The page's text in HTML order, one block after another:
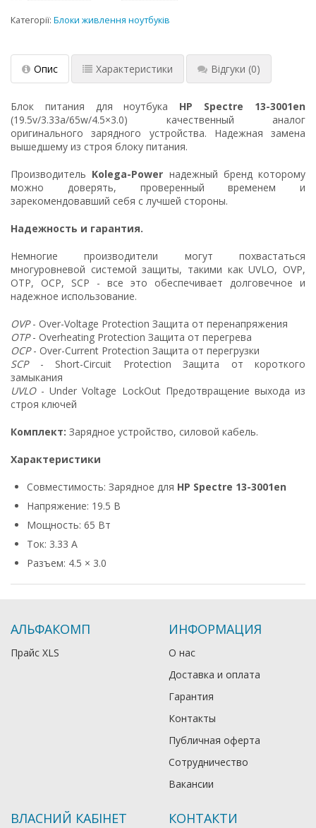
Категорії: Блоки живлення ноутбуків
Опис Характеристики Відгуки (0)
Блок питания для ноутбука HP Spectre 13-3001en
(19.5v/3.33a/65w/4.5×3.0) качественный аналог
оригинального зарядного устройства. Надежная замена
вышедшему из строя блоку питания.
Производитель Kolega-Power надежный бренд которому
можно доверять, проверенный временем и
зарекомендовавший себя с лучшей стороны.
Надежность и гарантия.
Немногие производители могут похвастаться
многуровневой системой защиты, такими как UVLO, OVP,
OTP, OCP, SCP - все это обеспечивает долговечное и
надежное использование.
OVP- Over-Voltage Protection Защита от перенапряжения
OTP- Overheating Protection Защита от перегрева
OCP- Over-Current Protection Защита от перегрузки
SCP- Short-Circuit Protection Защита от короткого
замыкания
UVLO- Under Voltage LockOut Предотвращение выхода из
строя ключей
Комплект: Зарядное устройство, силовой кабель.
Характеристики
Совместимость: Зарядное для HP Spectre 13-3001en
Напряжение: 19.5 В
Мощность: 65 Вт
Ток: 3.33 А
Разъем: 4.5 × 3.0
АЛЬФАКОМП
Прайс XLS
ИНФОРМАЦИЯ
О нас
Доставка и оплата
Гарантия
Контакты
Публичная оферта
Сотрудничество
Вакансии
ВЛАСНИЙ КАБІНЕТ КОНТАКТИ